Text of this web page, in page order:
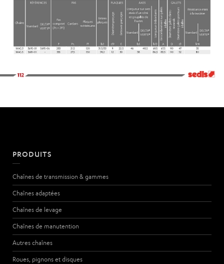
PRODUITS
Chaînes de transmission & gammes
Chaînes adaptées
Chaînes de levage
Chaînes de manutention
Autres chaînes
Roues, pignons et disques